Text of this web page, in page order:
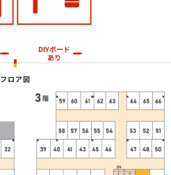
DIYボード
あり
フロア図